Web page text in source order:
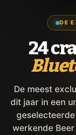
DE
24
De meest
dit jaar in een
werkende